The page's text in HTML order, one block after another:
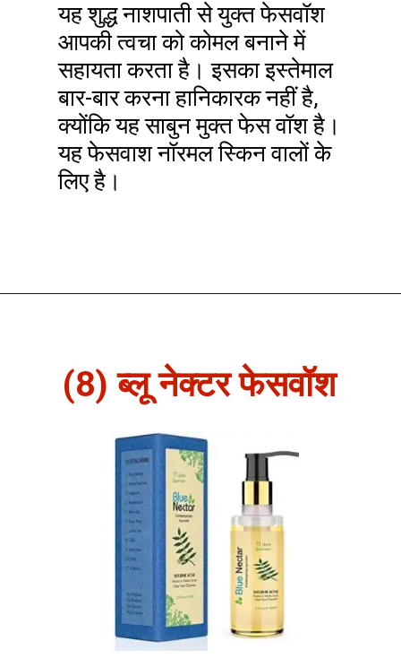
यह शुद्ध नाशपाती से युक्त फेसवॉश
आपकी त्वचा को कोमल बनाने में
सहायता करता है। इसका इस्तेमाल
बार-बार करना हानिकारक नहीं है,
क्योंकि यह साबुन मुक्त फेस वॉश है।
यह फेसवाश नॉरमल स्किन वालों के
लिए है।
(8) ब्लू नेक्टर फेसवॉश